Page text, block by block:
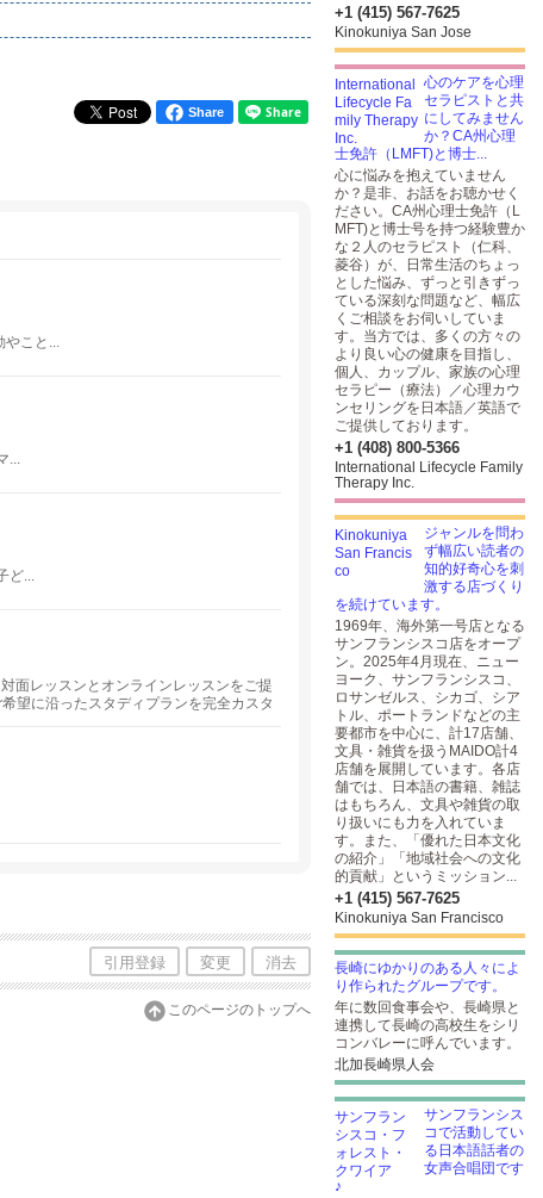
Share
やこと...
...
ど...
面レッスンとオンラインレッスンをご提
望に沿ったスタディプランを完全カスタ
引用登録 変更 消去
このページのトップへ
+1 (415) 567-7625
Kinokuniya San Jose
心のケアを心理
セラピストと共
にしてみません
か？CA州心理
士免許（LMFT)と博士...
心に悩みを抱えていません
か？是非、お話をお聴かせく
ださい。CA州心理士免許（L
MFT)と博士号を持つ経験豊か
な２人のセラピスト（仁科、
菱谷）が、日常生活のちょっ
とした悩み、ずっと引きずっ
ている深刻な問題など、幅広
くご相談をお伺いしていま
す。当方では、多くの方々の
より良い心の健康を目指し、
個人、カップル、家族の心理
セラピー（療法）／心理カウ
ンセリングを日本語／英語で
ご提供しております。
+1 (408) 800-5366
International Lifecycle Family
Therapy Inc.
ジャンルを問わ
ず幅広い読者の
知的好奇心を刺
激する店づくり
を続けています。
1969年、海外第一号店となる
サンフランシスコ店をオープ
ン。2025年4月現在、ニュー
ヨーク、サンフランシスコ、
ロサンゼルス、シカゴ、シア
トル、ポートランドなどの主
要都市を中心に、計17店舗、
文具・雑貨を扱うMAIDO計4
店舗を展開しています。各店
舗では、日本語の書籍、雑誌
はもちろん、文具や雑貨の取
り扱いにも力を入れていま
す。また、「優れた日本文化
の紹介」「地域社会への文化
的貢献」というミッション...
+1 (415) 567-7625
Kinokuniya San Francisco
長崎にゆかりのある人々によ
り作られたグループです。
年に数回食事会や、長崎県と
連携して長崎の高校生をシリ
コンバレーに呼んでいます。
北加長崎県人会
サンフランシス
コで活動してい
る日本語話者の
女声合唱団です
♪